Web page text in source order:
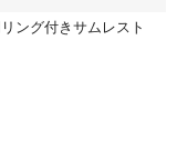
ング付きサムレスト